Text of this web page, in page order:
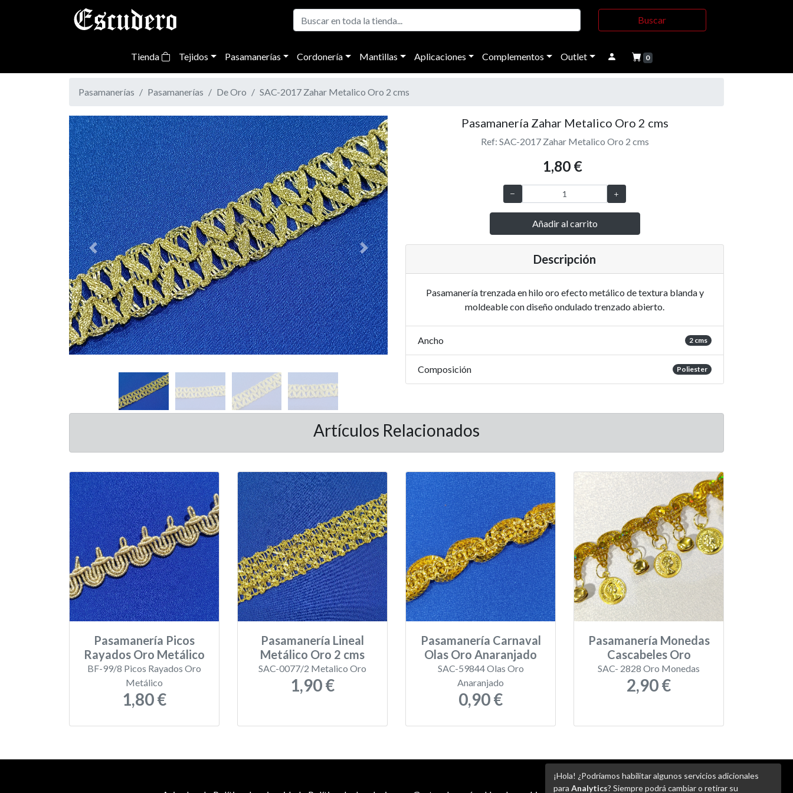
Buscar
Tienda Tejidos Pasamanerías Cordonería Mantillas Aplicaciones Complementos Outlet 0
Pasamanerías Pasamanerías De Oro SAC-2017 Zahar Metalico Oro 2 cms
Previous Next
Pasamanería Zahar Metalico Oro 2 cms
Ref: SAC-2017 Zahar Metalico Oro 2 cms
1,80 €
Añadir al carrito
Descripción
Pasamanería trenzada en hilo oro efecto metálico de textura blanda y
moldeable con diseño ondulado trenzado abierto.
Ancho 2 cms
Composición Poliester
Artículos Relacionados
Pasamanería Picos
Rayados Oro Metálico
BF-99/8 Picos Rayados Oro
Metálico
1,80 €
Pasamanería Lineal
Metálico Oro 2 cms
SAC-0077/2 Metalico Oro
1,90 €
Pasamanería Carnaval
Olas Oro Anaranjado
SAC-59844 Olas Oro
Anaranjado
0,90 €
Pasamanería Monedas
Cascabeles Oro
SAC- 2828 Oro Monedas
2,90 €
¡Hola! ¿Podríamos habilitar algunos servicios adicionales
para Analytics? Siempre podrá cambiar o retirar su